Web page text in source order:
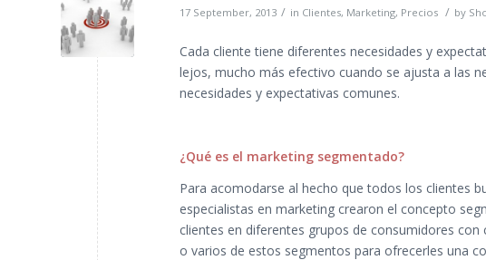
17 September, 2013 / in Clientes, Marketing, Precios / by
Cada cliente tiene diferentes necesidades y
lejos, mucho más efectivo cuando se ajusta a las
necesidades y expectativas comunes.
¿Qué es el marketing segmentado?
Para acomodarse al hecho que todos los clientes
especialistas en marketing crearon el concepto
clientes en diferentes grupos de consumidores
o varios de estos segmentos para ofrecerles una